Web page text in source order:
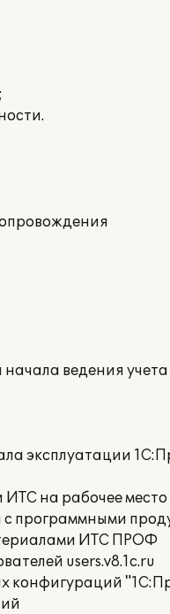
ведения учета
эксплуатации
на рабочее место
с программными
ИТС ПРОФ
users.v8.1c.ru
конфигураций